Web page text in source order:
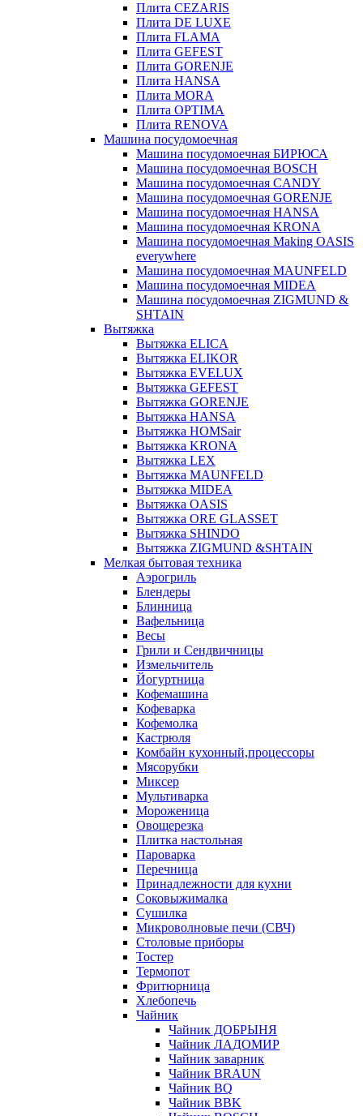
Плита CEZARIS
Плита DE LUXE
Плита FLAMA
Плита GEFEST
Плита GORENJE
Плита HANSA
Плита MORA
Плита OPTIMA
Плита RENOVA
Машина посудомоечная
Машина посудомоечная БИРЮСА
Машина посудомоечная BOSCH
Машина посудомоечная CANDY
Машина посудомоечная GORENJE
Машина посудомоечная HANSA
Машина посудомоечная KRONA
Машина посудомоечная Making OASIS
everywhere
Машина посудомоечная MAUNFELD
Машина посудомоечная MIDEA
Машина посудомоечная ZIGMUND &
SHTAIN
Вытяжка
Вытяжка ELICA
Вытяжка ELIKOR
Вытяжка EVELUX
Вытяжка GEFEST
Вытяжка GORENJE
Вытяжка HANSA
Вытяжка HOMSair
Вытяжка KRONA
Вытяжка LEX
Вытяжка MAUNFELD
Вытяжка MIDEA
Вытяжка OASIS
Вытяжка ORE GLASSET
Вытяжка SHINDO
Вытяжка ZIGMUND &SHTAIN
Мелкая бытовая техника
Аэрогриль
Блендеры
Блинница
Вафельница
Весы
Грили и Сендвичницы
Измельчитель
Йогуртница
Кофемашина
Кофеварка
Кофемолка
Кастрюля
Комбайн кухонный,процессоры
Мясорубки
Миксер
Мультиварка
Мороженица
Овощерезка
Плитка настольная
Пароварка
Перечница
Принадлежности для кухни
Соковыжималка
Сушилка
Микроволновые печи (СВЧ)
Столовые приборы
Тостер
Термопот
Фритюрница
Хлебопечь
Чайник
Чайник ДОБРЫНЯ
Чайник ЛАДОМИР
Чайник заварник
Чайник BRAUN
Чайник BQ
Чайник BBK